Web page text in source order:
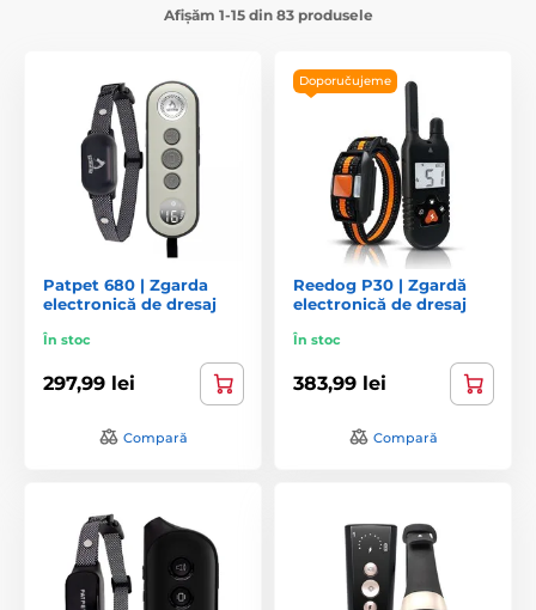
Afișăm 1-15 din 83 produsele
Patpet 680 | Zgarda
electronică de dresaj
În stoc
297,99 lei
Compară
Doporučujeme
Reedog P30 | Zgardă
electronică de dresaj
În stoc
383,99 lei
Compară